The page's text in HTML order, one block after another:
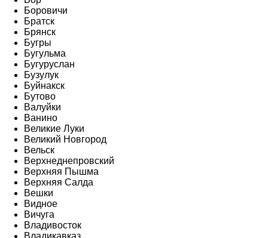
Боровичи
Братск
Брянск
Бугры
Бугульма
Бугуруслан
Бузулук
Буйнакск
Бутово
Валуйки
Ванино
Великие Луки
Великий Новгород
Вельск
Верхнеднепровский
Верхняя Пышма
Верхняя Салда
Вешки
Видное
Вичуга
Владивосток
Владикавказ